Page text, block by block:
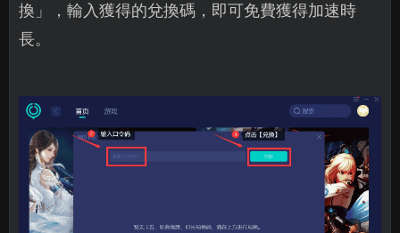
換」，輸入獲得的兌換碼，即可免費獲得加速時
長。